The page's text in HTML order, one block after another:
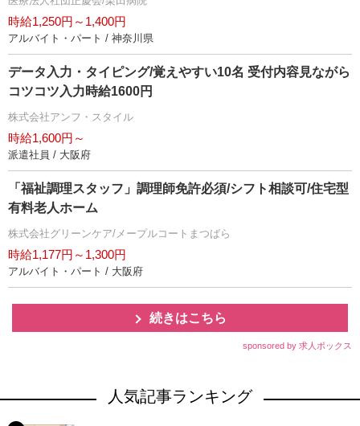
時給1,250円～1,400円
アルバイト・パート / 神奈川県
データ入力・タイピング/覚えやすい10名 受付内容見ながら
コツコツ入力時給1600円
株式会社アンフ・スタイル
時給1,600円～
派遣社員 / 大阪府
「福祉調理スタッフ」調理師免許必須/シフト相談可/住宅型
有料老人ホーム
株式会社グリーンケア/メープルコートまつばら
時給1,177円～1,300円
アルバイト・パート / 大阪府
続きはこちら
sponsored by 求人ボックス
人気記事ランキング